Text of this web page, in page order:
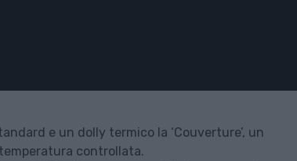
e un dolly termico la ‘Couverture’, un
controllata.